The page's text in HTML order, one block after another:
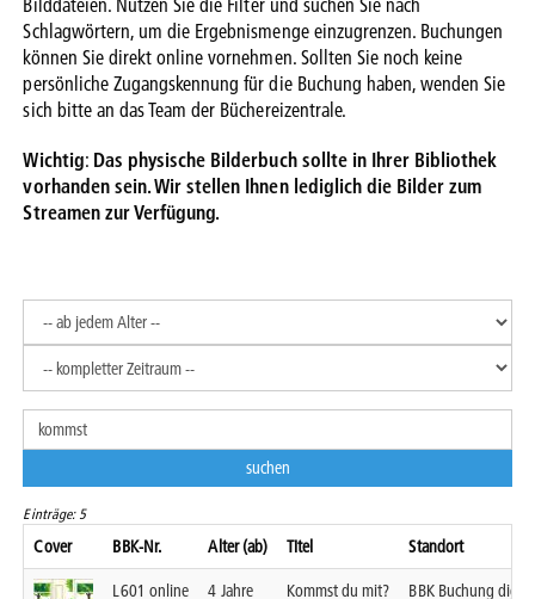
Schlagwörtern, um die Ergebnismenge einzugrenzen. Buchungen
können Sie direkt online vornehmen. Sollten Sie noch keine
persönliche Zugangskennung für die Buchung haben, wenden Sie
sich bitte an das Team der Büchereizentrale.
Wichtig: Das physische Bilderbuch sollte in Ihrer Bibliothek
vorhanden sein. Wir stellen Ihnen lediglich die Bilder zum
Streamen zur Verfügung.
Einträge: 5
Cover BBK-Nr. Alter (ab) Titel Standort
L601 online 4 Jahre Kommst du mit? BBK Buchung